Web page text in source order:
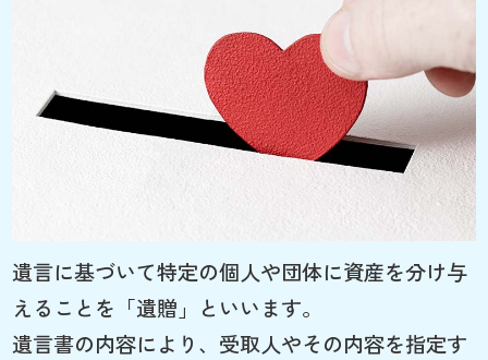
遺言に基づいて特定の個人や団体に資産を分け与
えることを「遺贈」といいます。
遺言書の内容により、受取人やその内容を指定す